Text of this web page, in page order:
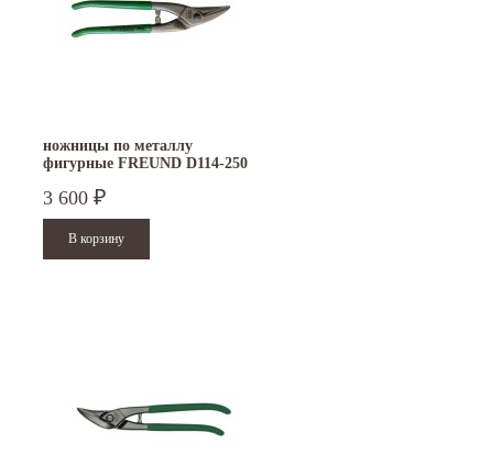
ножницы по металлу
фигурные FREUND D114-250
3 600 ₽